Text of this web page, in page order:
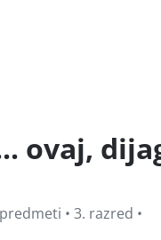
ovaj,
• 3. razred •